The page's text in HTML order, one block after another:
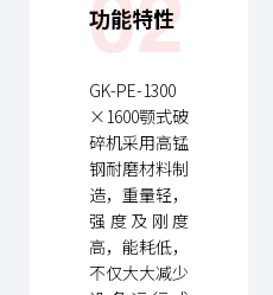
功能特性
GK-PE-1300
×1600颚式破
碎机采用高锰
钢耐磨材料制
造，重量轻，
强度及刚度
高，能耗低，
不仅大大减少